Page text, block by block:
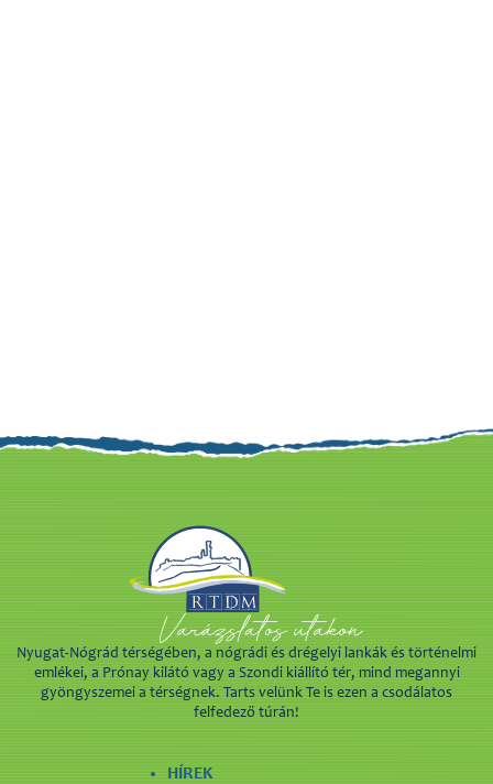
Nyugat-Nógrád térségében, a nógrádi és drégelyi lankák és történelmi
emlékei, a Prónay kilátó vagy a Szondi kiállító tér, mind megannyi
gyöngyszemei a térségnek. Tarts velünk Te is ezen a csodálatos
felfedező túrán!
HÍREK